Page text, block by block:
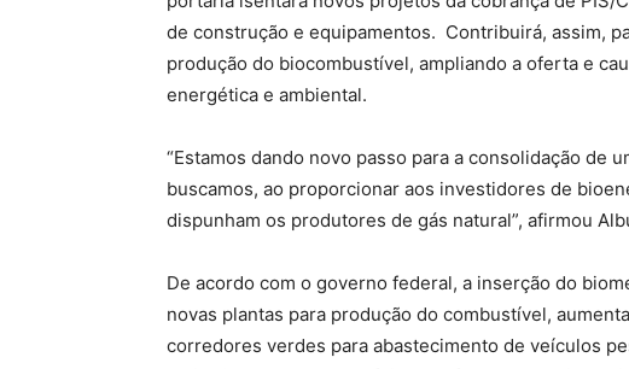
de construção e equipamentos. Contribuirá, assim,
produção do biocombustível, ampliando a oferta e
energética e ambiental.
“Estamos dando novo passo para a consolidação de
buscamos, ao proporcionar aos investidores de
dispunham os produtores de gás natural”, afirmou
De acordo com o governo federal, a inserção do
novas plantas para produção do combustível,
corredores verdes para abastecimento de veículos